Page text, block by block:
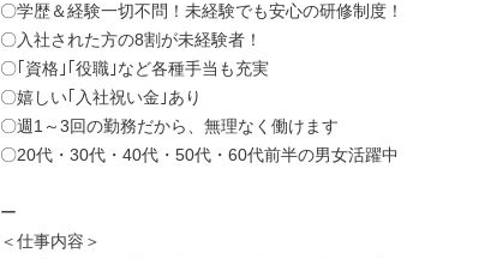
〇学歴＆経験一切不問！未経験でも安心の研修制度！
〇入社された方の8割が未経験者！
〇｢資格｣｢役職｣など各種手当も充実
〇嬉しい｢入社祝い金｣あり
〇週1～3回の勤務だから、無理なく働けます
〇20代・30代・40代・50代・60代前半の男女活躍中
ー
＜仕事内容＞